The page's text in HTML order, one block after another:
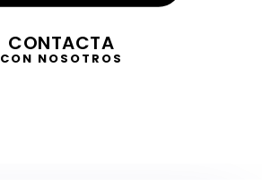
CONTACTA
CON NOSOTROS